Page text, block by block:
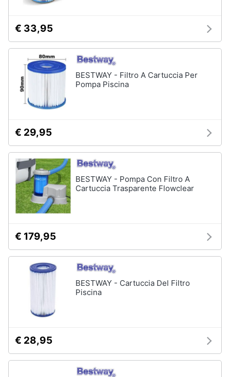
€ 33,95
BESTWAY - Filtro A Cartuccia Per
Pompa Piscina
€ 29,95
BESTWAY - Pompa Con Filtro A
Cartuccia Trasparente Flowclear
€ 179,95
BESTWAY - Cartuccia Del Filtro
Piscina
€ 28,95